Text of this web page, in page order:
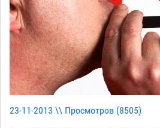
23-11-2013 \\ Просмотров (8505)